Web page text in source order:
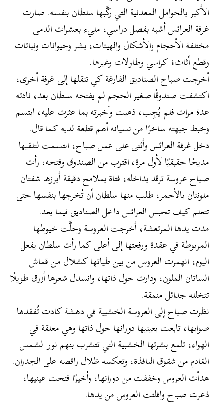
الأكبر بالحوامل المعدنية التي ركَّبها سلطان بنفسه. صارت
غرفة العرائس أشبه بفصل دراسي، مليء بعشرات الدمى
مختلفة الأحجام والأشكال والهيئات، بشر وحيوانات ونباتات
وقطع أثاث؛ كراسي وطاولات وغيرها.
أخرجت صباح الصناديق الفارغة كي تنقلها إلى غرفة أخرى،
اكتشفت صندوقًا صغير الحجم لم يفتحه سلطان بعد، نادته
عدة مرات فلم يُجِب، ذهبت وأخبرته بما عثرت عليه، ابتسم
وخبط جبهته ساخرًا من نسيانه أهم قطعة لديه كما قال.
دخل غرفة العرائس وأثنى على عمل صباح، ابتسمت لتلقيها
مديحًا حقيقيًا لأول مرة، اقترب من الصندوق وفتحه، رأت
صباح عروسة ترقد بداخله، فتاة بملامح دقيقة أبرزها شفتان
ملونتان بالأحمر، طلب منها سلطان أن تُخرجها بنفسها حتى
تتعلم كيف تحبس العرائس داخل الصناديق فيما بعد.
مدت يدها المرتعشة، أخرجت العروسة وحلَّت خيوطها
المربوطة في عقدة ورفعتها إلى أعلى كما رأت سلطان يفعل
اليوم، انهمرت العروس من بين طياتها كشلال من قماش
الساتان الملون، ودارت حول ذاتها، وانسدل شعرها أزرق طويلًا
تتخلله جدائل منمقة.
نظرت صباح إلى العروسة الخشبية في دهشة كادت تُفقدها
صوابها، تابعت بعينيها دورانها حول ذاتها وهي معلقة في
الهواء، تلمع بشرتها الخشبية التي تتشرب بنهم نور الشمس
القادم من شقوق النافذة، وتعكسه ظلال راقصه على الجدران.
هدأت العروس وخففت من دورانها، وأخيرًا فتحت عينيها،
ذعرت صباح وافلتت العروس من يدها.